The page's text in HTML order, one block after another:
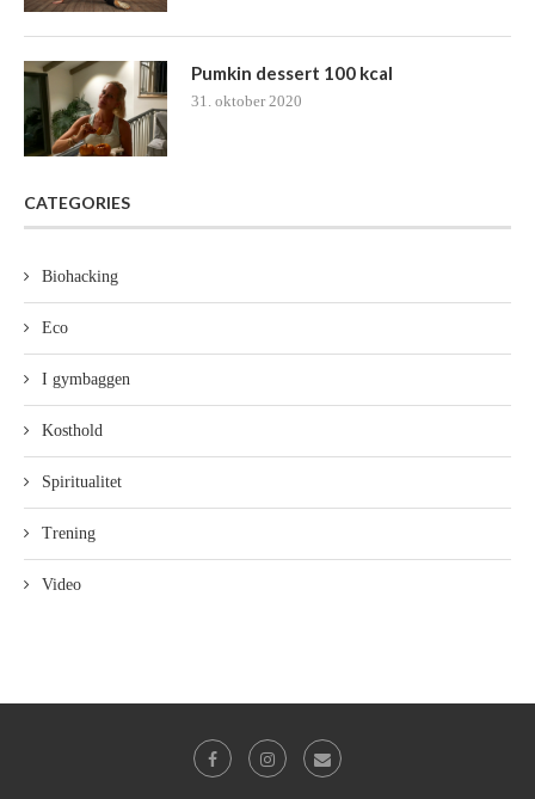
Pumkin dessert 100 kcal
31. oktober 2020
CATEGORIES
Biohacking
Eco
I gymbaggen
Kosthold
Spiritualitet
Trening
Video